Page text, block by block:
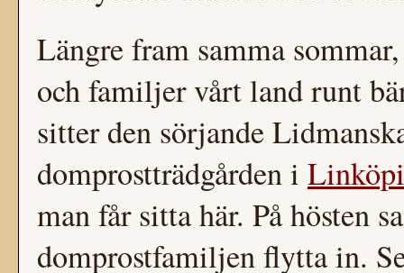
Längre fram samma
och familjer vårt land runt
sitter den sörjande
domprostträdgården i
man får sitta här. På hösten
domprostfamiljen flytta in.